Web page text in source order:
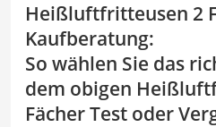
Heißluftfritteusen 2
Kaufberatung:
So wählen Sie das
dem obigen
Fächer Test oder